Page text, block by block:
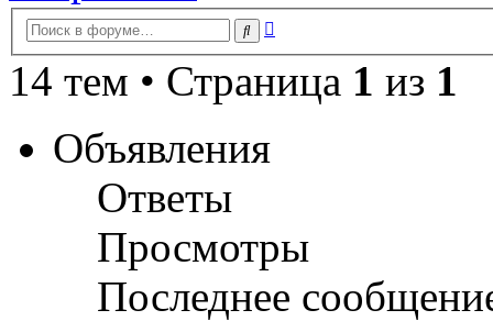
Поиск
14 тем • Страница 1 из 1
Объявления
Ответы
Просмотры
Последнее